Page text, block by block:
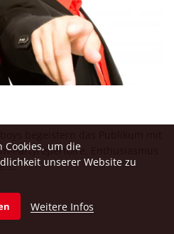
Partyrepertoire, Enthusiasmus
Cookies, um die
unserer Website zu
Weitere Infos